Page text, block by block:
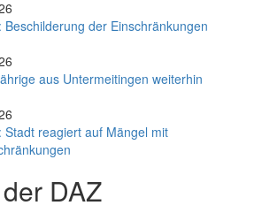
Beschilderung der Einschränkungen
aus Untermeitingen weiterhin
Stadt reagiert auf Mängel mit
DAZ